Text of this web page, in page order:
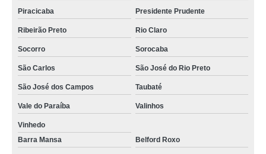
Piracicaba Presidente Prudente
Ribeirão Preto Rio Claro
Socorro Sorocaba
São Carlos São José do Rio Preto
São José dos Campos Taubaté
Vale do Paraíba Valinhos
Vinhedo
Barra Mansa
Belford Roxo